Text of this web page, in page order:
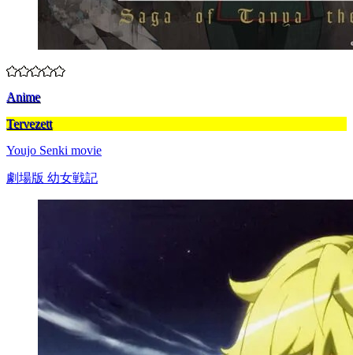
Anime
Tervezett
Youjo Senki movie
劇場版 幼女戦記